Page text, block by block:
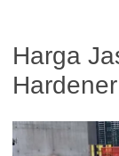
Harga